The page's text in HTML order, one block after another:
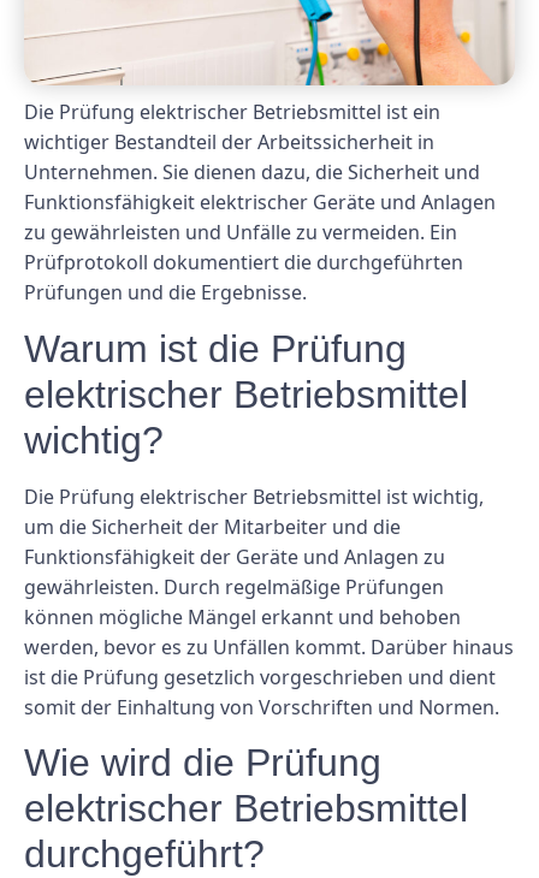
Die Prüfung elektrischer Betriebsmittel ist ein
wichtiger Bestandteil der Arbeitssicherheit in
Unternehmen. Sie dienen dazu, die Sicherheit und
Funktionsfähigkeit elektrischer Geräte und Anlagen
zu gewährleisten und Unfälle zu vermeiden. Ein
Prüfprotokoll dokumentiert die durchgeführten
Prüfungen und die Ergebnisse.
Warum ist die Prüfung
elektrischer Betriebsmittel
wichtig?
Die Prüfung elektrischer Betriebsmittel ist wichtig,
um die Sicherheit der Mitarbeiter und die
Funktionsfähigkeit der Geräte und Anlagen zu
gewährleisten. Durch regelmäßige Prüfungen
können mögliche Mängel erkannt und behoben
werden, bevor es zu Unfällen kommt. Darüber hinaus
ist die Prüfung gesetzlich vorgeschrieben und dient
somit der Einhaltung von Vorschriften und Normen.
Wie wird die Prüfung
elektrischer Betriebsmittel
durchgeführt?